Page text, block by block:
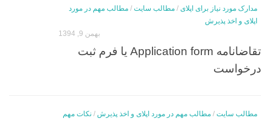
مدارک مورد نیاز برای اپلای / مطالب سایت / مطالب مهم در مورد
اپلای و اخذ پذیرش
بهمن 9, 1394
تقاضانامه Application form یا فرم ثبت
درخواست
مطالب سایت / مطالب مهم در مورد اپلای و اخذ پذیرش / نکات مهم